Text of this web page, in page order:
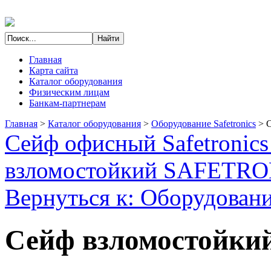
Главная
Карта сайта
Каталог оборудования
Физическим лицам
Банкам-партнерам
Главная > Каталог оборудования > Оборудование Safetronics >
Сейф офисный
взломостойкий
Вернуться к:
Сейф